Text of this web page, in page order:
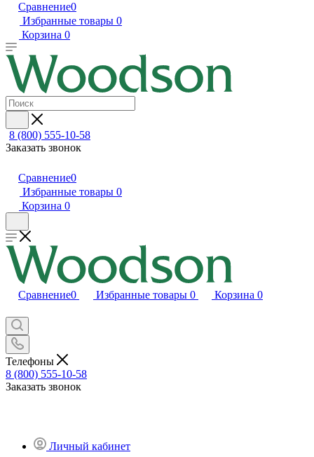
Сравнение0
Избранные товары 0
Корзина 0
8 (800) 555-10-58
Заказать звонок
Сравнение0
Избранные товары 0
Корзина 0
Сравнение0 Избранные товары 0 Корзина 0
Телефоны
8 (800) 555-10-58
Заказать звонок
Личный кабинет